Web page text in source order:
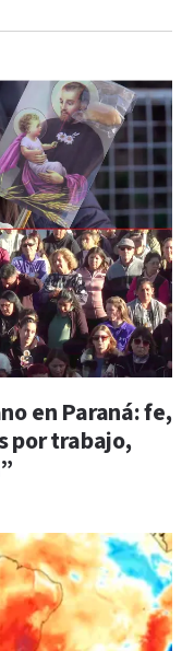
en Paraná: fe,
por trabajo,